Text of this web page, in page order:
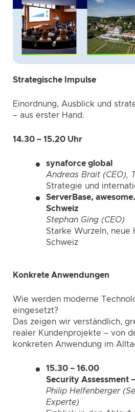
Strategische Impulse
Einordnung, Ausblick und
– aus erster Hand.
14.30 – 15.20 Uhr
synaforce global
Andreas Brait (CEO),
Strategie und
ServerBase,
Schweiz
Stephan Ging (CEO)
Starke Wurzeln, neue
Schweiz
Konkrete Anwendungen
Wie werden moderne
eingesetzt?
Das zeigen wir verständlich,
realer Kundenprojekte – von
konkreten Anwendung im
15.30 – 16.00
Security Assessment
Philip Helfenberger
Experte)